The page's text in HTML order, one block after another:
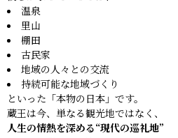
温泉
里山
棚田
古民家
地域の人々との交流
持続可能な地域づくり
といった「本物の日本」です。
蔵王は今、単なる観光地ではなく、
人生の情熱を深める“現代の巡礼地”